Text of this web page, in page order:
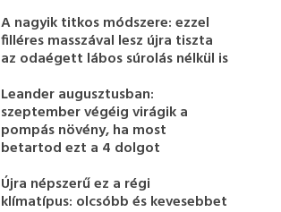
A nagyik titkos módszere: ezzel
filléres masszával lesz újra tiszta
az odaégett lábos súrolás nélkül is
Leander augusztusban:
szeptember végéig virágik a
pompás növény, ha most
betartod ezt a 4 dolgot
Újra népszerű ez a régi
klímatípus: olcsóbb és kevesebbet